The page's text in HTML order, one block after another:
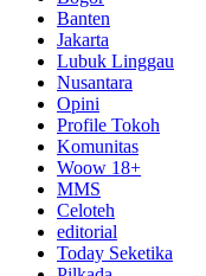
Banten
Jakarta
Lubuk Linggau
Nusantara
Opini
Profile Tokoh
Komunitas
Woow 18+
MMS
Celoteh
editorial
Today Seketika